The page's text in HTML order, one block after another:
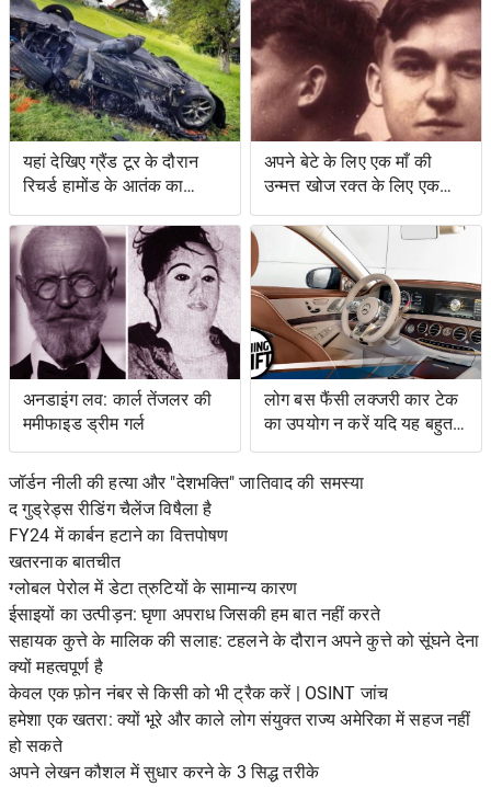
यहां देखिए ग्रैंड टूर के दौरान
रिचर्ड हामोंड के आतंक का
वीडियो
अपने बेटे के लिए एक माँ की
उन्मत्त खोज रक्त के लिए एक
स्वाद के साथ एक बचत किसान
के लिए नेतृत्व की
अनडाइंग लव: कार्ल तेंजलर की
ममीफाइड ड्रीम गर्ल
लोग बस फैंसी लक्जरी कार टेक
का उपयोग न करें यदि यह बहुत
जटिल है
जॉर्डन नीली की हत्या और "देशभक्ति" जातिवाद की समस्या
द गुड्रेड्स रीडिंग चैलेंज विषैला है
FY24 में कार्बन हटाने का वित्तपोषण
खतरनाक बातचीत
ग्लोबल पेरोल में डेटा त्रुटियों के सामान्य कारण
ईसाइयों का उत्पीड़न: घृणा अपराध जिसकी हम बात नहीं करते
सहायक कुत्ते के मालिक की सलाह: टहलने के दौरान अपने कुत्ते को सूंघने देना
क्यों महत्वपूर्ण है
केवल एक फ़ोन नंबर से किसी को भी ट्रैक करें | OSINT जांच
हमेशा एक खतरा: क्यों भूरे और काले लोग संयुक्त राज्य अमेरिका में सहज नहीं
हो सकते
अपने लेखन कौशल में सुधार करने के 3 सिद्ध तरीके